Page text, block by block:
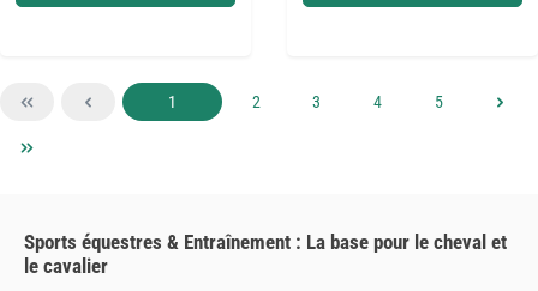
Page
1 Page
2 Page
3 Page
4 Page
5
Sports équestres & Entraînement : La base pour le cheval et
le cavalier